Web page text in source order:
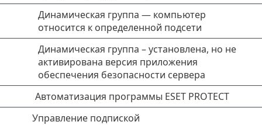
Динамическая группа — компьютер
относится к определенной подсети
Динамическая группа – установлена, но не
активирована версия приложения
обеспечения безопасности сервера
Автоматизация программы ESET PROTECT
Управление подпиской